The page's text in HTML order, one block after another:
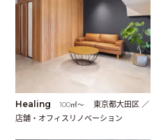
Healing 100㎡〜
東京都大田区 ／
店舗・オフィスリノベーション